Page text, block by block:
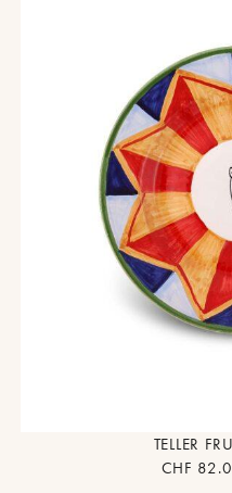
TELLER
CHF